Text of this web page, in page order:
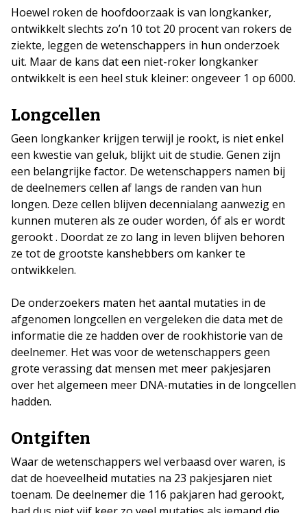
Hoewel roken de hoofdoorzaak is van longkanker,
ontwikkelt slechts zo’n 10 tot 20 procent van rokers de
ziekte, leggen de wetenschappers in hun onderzoek
uit. Maar de kans dat een niet-roker longkanker
ontwikkelt is een heel stuk kleiner: ongeveer 1 op 6000.
Longcellen
Geen longkanker krijgen terwijl je rookt, is niet enkel
een kwestie van geluk, blijkt uit de studie. Genen zijn
een belangrijke factor. De wetenschappers namen bij
de deelnemers cellen af langs de randen van hun
longen. Deze cellen blijven decennialang aanwezig en
kunnen muteren als ze ouder worden, óf als er wordt
gerookt . Doordat ze zo lang in leven blijven behoren
ze tot de grootste kanshebbers om kanker te
ontwikkelen.
De onderzoekers maten het aantal mutaties in de
afgenomen longcellen en vergeleken die data met de
informatie die ze hadden over de rookhistorie van de
deelnemer. Het was voor de wetenschappers geen
grote verassing dat mensen met meer pakjesjaren
over het algemeen meer DNA-mutaties in de longcellen
hadden.
Ontgiften
Waar de wetenschappers wel verbaasd over waren, is
dat de hoeveelheid mutaties na 23 pakjesjaren niet
toenam. De deelnemer die 116 pakjaren had gerookt,